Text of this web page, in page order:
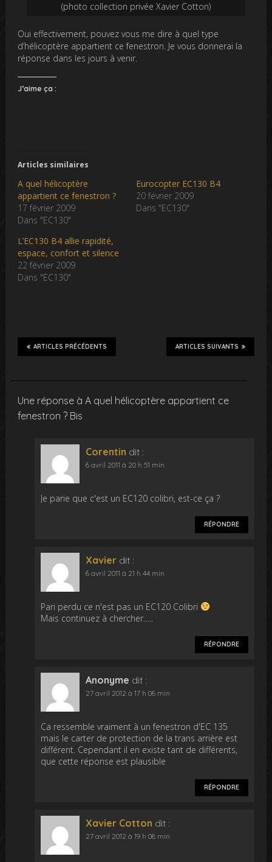
(photo collection privée Xavier Cotton)
Oui effectivement, pouvez vous me dire à quel type
d’hélicoptère appartient ce fenestron. Je vous donnerai la
réponse dans les jours à venir.
J’aime ça :
Articles similaires
A quel hélicoptère
appartient ce fenestron ?
17 février 2009
Dans "EC130"
Eurocopter EC130 B4
20 février 2009
Dans "EC130"
L’EC130 B4 allie rapidité,
espace, confort et silence
22 février 2009
Dans "EC130"
ARTICLES SUIVANTS
ARTICLES PRÉCÉDENTS
Une réponse à A quel hélicoptère appartient ce
fenestron ? Bis
Corentin dit :
6 avril 2011 à 20 h 51 min
Je parie que c'est un EC120 colibri, est-ce ça ?
RÉPONDRE
Xavier dit :
6 avril 2011 à 21 h 44 min
Pari perdu ce n'est pas un EC120 Colibri
Mais continuez à chercher…..
RÉPONDRE
Anonyme dit :
27 avril 2012 à 17 h 06 min
Ca ressemble vraiment à un fenestron d'EC 135
mais le carter de protection de la trans arrière est
différent. Cependant il en existe tant de différents,
que cette réponse est plausible
RÉPONDRE
Xavier Cotton dit :
27 avril 2012 à 19 h 08 min